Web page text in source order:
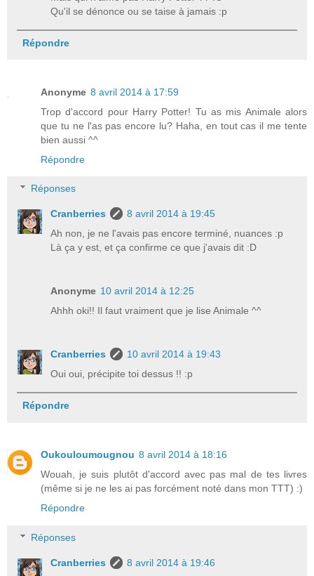
Qu'il se dénonce ou se taise à jamais :p
Répondre
Anonyme 8 avril 2014 à 17:59
Trop d'accord pour Harry Potter! Tu as mis Animale alors
que tu ne l'as pas encore lu? Haha, en tout cas il me tente
bien aussi ^^
Répondre
Réponses
Cranberries
8 avril 2014 à 19:45
Ah non, je ne l'avais pas encore terminé, nuances :p
Là ça y est, et ça confirme ce que j'avais dit :D
Anonyme 10 avril 2014 à 12:25
Ahhh oki!! Il faut vraiment que je lise Animale ^^
Cranberries
10 avril 2014 à 19:43
Oui oui, précipite toi dessus !! :p
Répondre
Oukouloumougnou 8 avril 2014 à 18:16
Wouah, je suis plutôt d'accord avec pas mal de tes livres
(même si je ne les ai pas forcément noté dans mon TTT) :)
Répondre
Réponses
Cranberries
8 avril 2014 à 19:46